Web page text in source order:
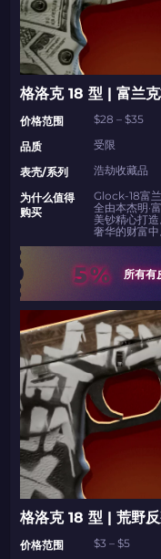
格洛克 18 型 | 富兰
价格范围
$28 – $35
品质
受限
表壳/系列
浩劫收藏品
为什么值得
购买
Glock-18富
全由本杰明·
美钞精心打
奢华的财富中
5% 所有有
格洛克 18 型 | 荒野
价格范围
$3 – $5